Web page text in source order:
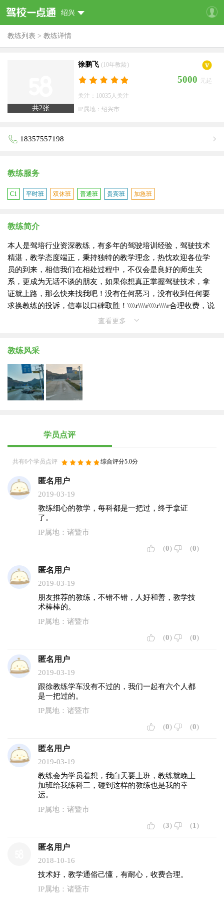
绍兴
教练列表 > 教练详情
共2张
徐鹏飞 (10年教龄)
5000 元起
关注：10035人关注
IP属地：绍兴市
18357557198
教练服务
C1 平时班 双休班 普通班 贵宾班 加急班
教练简介
本人是驾培行业资深教练，有多年的驾驶培训经验，驾驶技术
精湛，教学态度端正，秉持独特的教学理念，热忱欢迎各位学
员的到来，相信我们在相处过程中，不仅会是良好的师生关
系，更成为无话不谈的朋友，如果你想真正掌握驾驶技术，拿
证就上路，那么快来找我吧！没有任何恶习，没有收到任何要
求换教练的投诉，信奉以口碑取胜！\\\\r\\\\r\\\\r\\\\r合理收费，说
好多少就多少。 耳听为虚，眼见为实，可以免费试学，满意了
查看更多
教练风采
学员点评
共有6个学员点评 综合评分5.0分
匿名用户
2019-03-19
教练细心的教学，每科都是一把过，终于拿证
了。
IP属地：诸暨市
(0) (0)
匿名用户
2019-03-19
朋友推荐的教练，不错不错，人好和善，教学技
术棒棒的。
IP属地：诸暨市
(0) (0)
匿名用户
2019-03-19
跟徐教练学车没有不过的，我们一起有六个人都
是一把过的。
IP属地：诸暨市
(0) (0)
匿名用户
2019-03-19
教练会为学员着想，我白天要上班，教练就晚上
加班给我练科三，碰到这样的教练也是我的幸
运。
IP属地：诸暨市
(3) (1)
匿名用户
2018-10-16
技术好，教学通俗己懂，有耐心，收费合理。
IP属地：诸暨市